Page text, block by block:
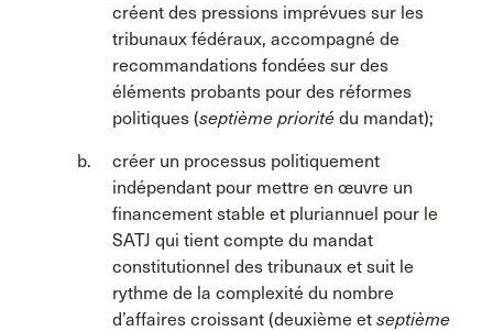
créent des pressions imprévues sur les
tribunaux fédéraux, accompagné de
recommandations fondées sur des
éléments probants pour des réformes
politiques (septième priorité du mandat);
créer un processus politiquement
indépendant pour mettre en œuvre un
financement stable et pluriannuel pour le
SATJ qui tient compte du mandat
constitutionnel des tribunaux et suit le
rythme de la complexité du nombre
d’affaires croissant (deuxième et septième